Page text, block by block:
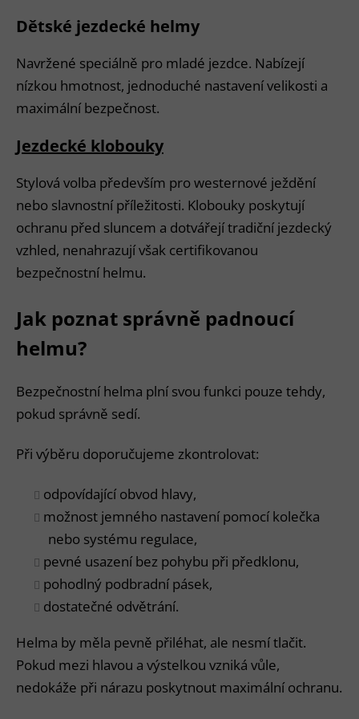
Dětské jezdecké helmy
Navržené speciálně pro mladé jezdce. Nabízejí
nízkou hmotnost, jednoduché nastavení velikosti a
maximální bezpečnost.
Jezdecké klobouky
Stylová volba především pro westernové ježdění
nebo slavnostní příležitosti. Klobouky poskytují
ochranu před sluncem a dotvářejí tradiční jezdecký
vzhled, nenahrazují však certifikovanou
bezpečnostní helmu.
Jak poznat správně padnoucí
helmu?
Bezpečnostní helma plní svou funkci pouze tehdy,
pokud správně sedí.
Při výběru doporučujeme zkontrolovat:
odpovídající obvod hlavy,
možnost jemného nastavení pomocí kolečka
nebo systému regulace,
pevné usazení bez pohybu při předklonu,
pohodlný podbradní pásek,
dostatečné odvětrání.
Helma by měla pevně přiléhat, ale nesmí tlačit.
Pokud mezi hlavou a výstelkou vzniká vůle,
nedokáže při nárazu poskytnout maximální ochranu.